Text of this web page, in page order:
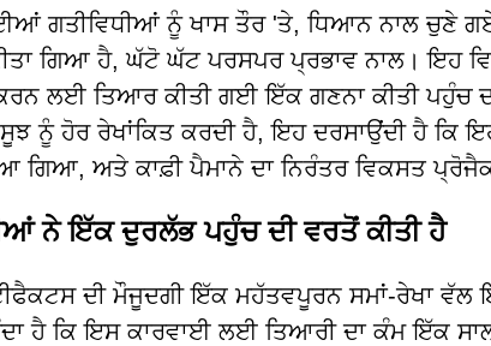
ਗਤੀਵਿਧੀਆਂ ਨੂੰ ਖਾਸ ਤੌਰ 'ਤੇ, ਧਿਆਨ ਨਾਲ ਚੁਣੇ
ਗਿਆ ਹੈ, ਘੱਟੋ ਘੱਟ ਪਰਸਪਰ ਪ੍ਰਭਾਵ ਨਾਲ। ਇਹ
ਲਈ ਤਿਆਰ ਕੀਤੀ ਗਈ ਇੱਕ ਗਣਨਾ ਕੀਤੀ ਪਹੁੰਚ
ਨੂੰ ਹੋਰ ਰੇਖਾਂਕਿਤ ਕਰਦੀ ਹੈ, ਇਹ ਦਰਸਾਉਂਦੀ ਹੈ ਕਿ
ਗਿਆ, ਅਤੇ ਕਾਫ਼ੀ ਪੈਮਾਨੇ ਦਾ ਨਿਰੰਤਰ ਵਿਕਸਤ
ਨੇ ਇੱਕ ਦੁਰਲੱਭ ਪਹੁੰਚ ਦੀ ਵਰਤੋਂ ਕੀਤੀ ਹੈ
ਦੀ ਮੌਜੂਦਗੀ ਇੱਕ ਮਹੱਤਵਪੂਰਨ ਸਮਾਂ-ਰੇਖਾ ਵੱਲ
ਹੈ ਕਿ ਇਸ ਕਾਰਵਾਈ ਲਈ ਤਿਆਰੀ ਦਾ ਕੰਮ ਇੱਕ